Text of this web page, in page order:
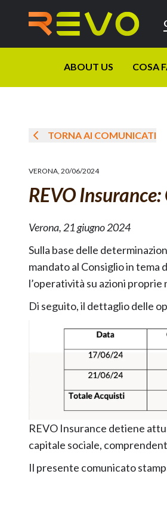
ABOUT US COSA
TORNA AI COMUNICATI
VERONA, 20/06/2024
REVO
Verona, 21 giugno 2024
Sulla base delle
mandato al Consiglio in tema
l’operatività su azioni proprie
Di seguito, il dettaglio delle
REVO Insurance detiene
capitale sociale,
Il presente comunicato